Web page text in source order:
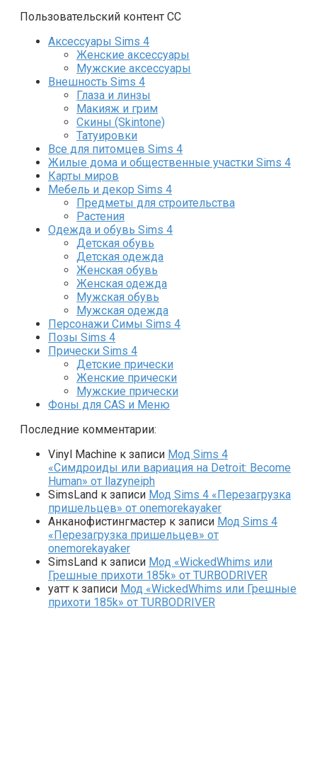
Пользовательский контент СС
Аксессуары Sims 4
Женские аксессуары
Мужские аксессуары
Внешность Sims 4
Глаза и линзы
Макияж и грим
Скины (Skintone)
Татуировки
Все для питомцев Sims 4
Жилые дома и общественные участки Sims 4
Карты миров
Мебель и декор Sims 4
Предметы для строительства
Растения
Одежда и обувь Sims 4
Детская обувь
Детская одежда
Женская обувь
Женская одежда
Мужская обувь
Мужская одежда
Персонажи Симы Sims 4
Позы Sims 4
Прически Sims 4
Детские прически
Женские прически
Мужские прически
Фоны для CAS и Меню
Последние комментарии:
Vinyl Machine к записи Мод Sims 4
«Симдроиды или вариация на Detroit: Become
Human» от llazyneiph
SimsLand к записи Мод Sims 4 «Перезагрузка
пришельцев» от onemorekayaker
Анканофистингмастер к записи Мод Sims 4
«Перезагрузка пришельцев» от
onemorekayaker
SimsLand к записи Мод «WickedWhims или
Грешные прихоти 185k» от TURBODRIVER
yaтт к записи Мод «WickedWhims или Грешные
прихоти 185k» от TURBODRIVER